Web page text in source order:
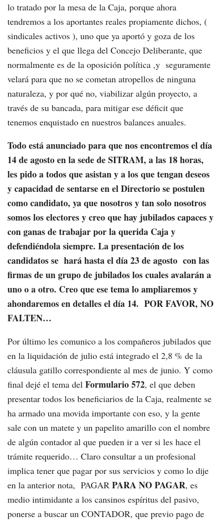
lo tratado por la mesa de la Caja, porque ahora
tendremos a los aportantes reales propiamente dichos, (
sindicales activos ), uno que ya aportó y goza de los
beneficios y el que llega del Concejo Deliberante, que
normalmente es de la oposición política ,y seguramente
velará para que no se cometan atropellos de ninguna
naturaleza, y por qué no, viabilizar algún proyecto, a
través de su bancada, para mitigar ese déficit que
tenemos enquistado en nuestros balances anuales.
Todo está anunciado para que nos encontremos el día
14 de agosto en la sede de SITRAM, a las 18 horas,
les pido a todos que asistan y a los que tengan deseos
y capacidad de sentarse en el Directorio se postulen
como candidato, ya que nosotros y tan solo nosotros
somos los electores y creo que hay jubilados capaces y
con ganas de trabajar por la querida Caja y
defendiéndola siempre. La presentación de los
candidatos se hará hasta el día 23 de agosto con las
firmas de un grupo de jubilados los cuales avalarán a
uno o a otro. Creo que ese tema lo ampliaremos y
ahondaremos en detalles el día 14. POR FAVOR, NO
FALTEN…
Por último les comunico a los compañeros jubilados que
en la liquidación de julio está integrado el 2,8 % de la
cláusula gatillo correspondiente al mes de junio. Y como
final dejé el tema del Formulario 572, el que deben
presentar todos los beneficiarios de la Caja, realmente se
ha armado una movida importante con eso, y la gente
sale con un matete y un papelito amarillo con el nombre
de algún contador al que pueden ir a ver si les hace el
trámite requerido… Claro consultar a un profesional
implica tener que pagar por sus servicios y como lo dije
en la anterior nota, PAGAR PARA NO PAGAR, es
medio intimidante a los cansinos espíritus del pasivo,
ponerse a buscar un CONTADOR, que previo pago de